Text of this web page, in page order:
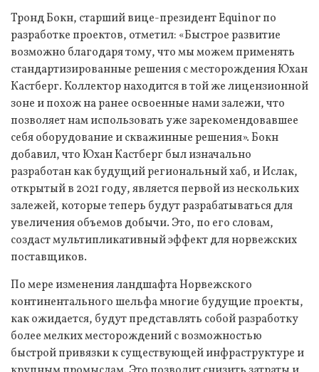
Тронд Бокн, старший вице-президент Equinor по
разработке проектов, отметил: «Быстрое развитие
возможно благодаря тому, что мы можем применять
стандартизированные решения с месторождения Юхан
Кастберг. Коллектор находится в той же лицензионной
зоне и похож на ранее освоенные нами залежи, что
позволяет нам использовать уже зарекомендовавшее
себя оборудование и скважинные решения». Бокн
добавил, что Юхан Кастберг был изначально
разработан как будущий региональный хаб, и Ислак,
открытый в 2021 году, является первой из нескольких
залежей, которые теперь будут разрабатываться для
увеличения объемов добычи. Это, по его словам,
создаст мультипликативный эффект для норвежских
поставщиков.
По мере изменения ландшафта Норвежского
континентального шельфа многие будущие проекты,
как ожидается, будут представлять собой разработку
более мелких месторождений с возможностью
быстрой привязки к существующей инфраструктуре и